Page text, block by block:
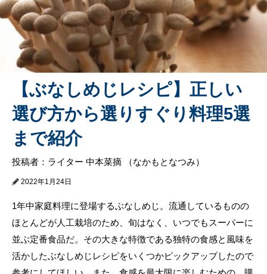
【ぶなしめじレシピ】正しい
選び方から選りすぐり料理5選
まで紹介
投稿者：ライター 中本菜摘 （なかもとなつみ）
2022年1月24日
1年中家庭料理に登場するぶなしめじ。流通しているものの
ほとんどが人工栽培のため、旬はなく、いつでもスーパーに
並ぶ定番食品だ。その大きな特徴である独特の食感と風味を
活かしたぶなしめじレシピをいくつかピックアップしたので